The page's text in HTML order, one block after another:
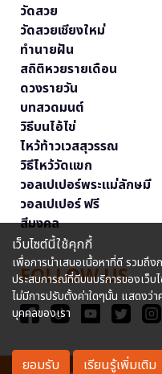
วัดสวย
วัดสวยเชียงใหม่
ทำนายฝัน
สถิติหวยรายเดือน
ดวงรายวัน
บทสวดมนต์
วิธีบนไอ้ไข่
ไหว้ท้าวเวสสุวรรณ
วิธีไหว้วัดแขก
วอลเปเปอร์พระแม่ลักษมี
วอลเปเปอร์ ฟรี
สีมงคล
FOLLOW US
เว็บไซต์นี้ใช้คุกกี้
เพื่อการนำเสนอเนื้อหาที่ดี รวมถึ
ประสบการณ์ที่ดีบนบริการของเว็บ
ไม่มีการปรับตั้งค่าใดๆนั้น แสดงว่
บุคคลของเรา
ยอมรับ เรียนรู้เพิ่มเติม